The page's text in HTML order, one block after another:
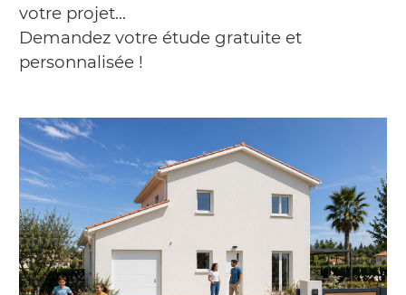
votre projet...
Demandez votre étude gratuite et
personnalisée !